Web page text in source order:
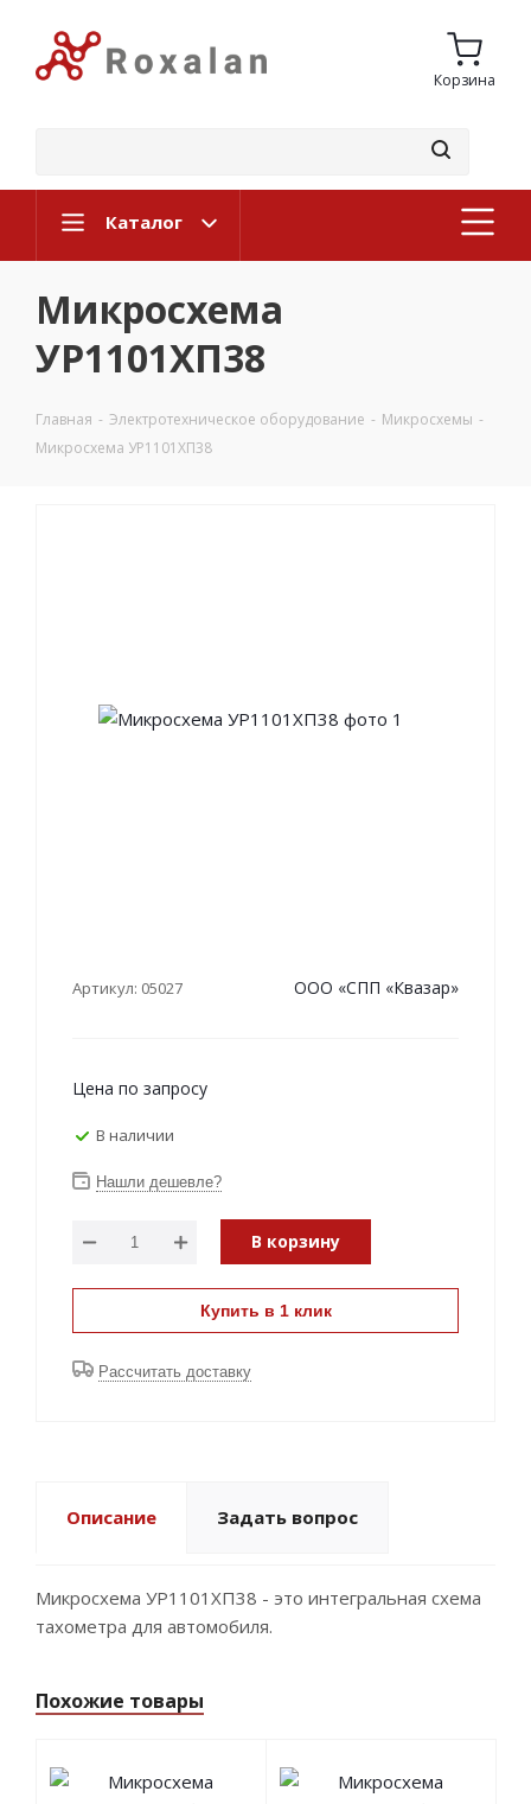
Корзина
Каталог
Микросхема
УР1101ХП38
Главная - Электротехническое оборудование - Микросхемы -
Микросхема УР1101ХП38
Артикул: 05027 ООО «СПП «Квазар»
Цена по запросу
В наличии
Нашли дешевле?
В корзину
Купить в 1 клик
Рассчитать доставку
Описание Задать вопрос
Микросхема УР1101ХП38 - это интегральная схема
тахометра для автомобиля.
Похожие товары